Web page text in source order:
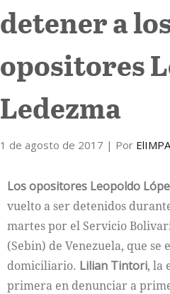
Internacional
Cultura
detener a
opositores
Ledezma
1 de agosto de 2017 | Por
Los opositores Leopoldo
vuelto a ser detenidos
martes por el Servicio
(Sebin) de Venezuela, que
domiciliario. Lilian Tintori, la
primera en denunciar a